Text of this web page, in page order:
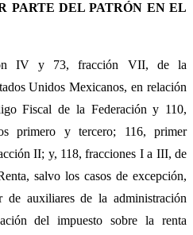
PARTE DEL PATRÓN EN EL
IV y 73, fracción VII, de la
Unidos Mexicanos, en relación
Fiscal de la Federación y 110,
primero y tercero; 116, primer
II; y, 118, fracciones I a III, de
salvo los casos de excepción,
de auxiliares de la administración
del impuesto sobre la renta